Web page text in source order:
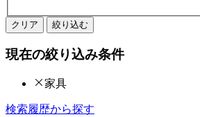
クリア 絞り込む
現在の絞り込み条件
家具
検索履歴から探す